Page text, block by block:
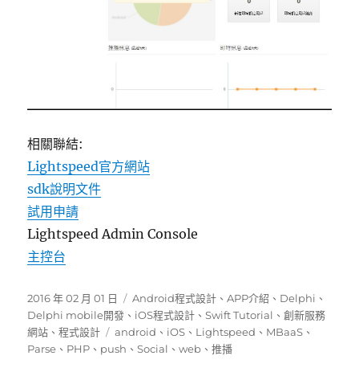
相關聯結:
Lightspeed官方網站
sdk說明文件
試用申請
Lightspeed Admin Console
主控台
發
佈
日
期:
2016 年 02 月 01 日
分
類
Android程式設計 、APP介紹 、 Delphi 、
Delphi mobile開發 、 iOS程式設計 、Swift Tutorial 、創新服務
網站 、程式設計
標
籤
android 、 iOS 、 Lightspeed 、 MBaaS 、
Parse 、 PHP 、 push 、Social 、web 、推播